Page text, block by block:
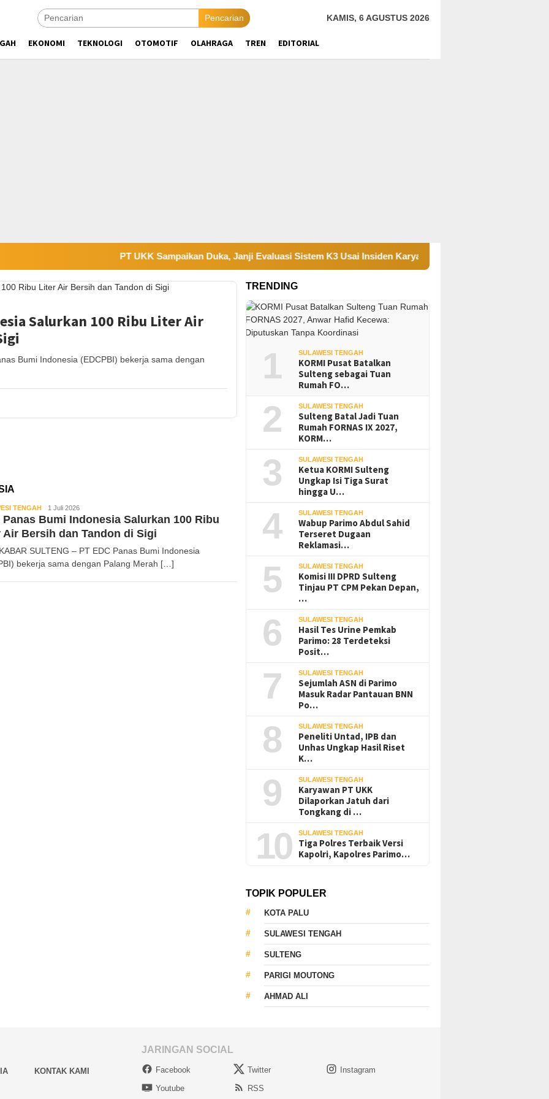
Pencarian KAMIS, 6 AGUSTUS 2026
EKONOMI TEKNOLOGI OTOMOTIF OLAHRAGA TREN EDITORIAL
PT UKK Sampaikan Duka, Janji Evaluasi Sistem K3 Usai Insiden Karyawan di Area Operasional
Salurkan 100 Ribu Liter Air
Bumi Indonesia (EDCPBI) bekerja sama dengan
TENGAH Kabar
Sulteng
1 Juli 2026
Panas Bumi Indonesia Salurkan 100 Ribu
Air Bersih dan Tandon di Sigi
SULTENG – PT EDC Panas Bumi Indonesia
bekerja sama dengan Palang Merah […]
TRENDING
1 SULAWESI TENGAH
KORMI Pusat Batalkan
Sulteng sebagai Tuan
Rumah FO…
2 SULAWESI TENGAH
Sulteng Batal Jadi Tuan
Rumah FORNAS IX 2027,
KORM…
3 SULAWESI TENGAH
Ketua KORMI Sulteng
Ungkap Isi Tiga Surat
hingga U…
4 SULAWESI TENGAH
Wabup Parimo Abdul Sahid
Terseret Dugaan
Reklamasi…
5 SULAWESI TENGAH
Komisi III DPRD Sulteng
Tinjau PT CPM Pekan Depan,
…
6 SULAWESI TENGAH
Hasil Tes Urine Pemkab
Parimo: 28 Terdeteksi
Posit…
7 SULAWESI TENGAH
Sejumlah ASN di Parimo
Masuk Radar Pantauan BNN
Po…
8 SULAWESI TENGAH
Peneliti Untad, IPB dan
Unhas Ungkap Hasil Riset
K…
9 SULAWESI TENGAH
Karyawan PT UKK
Dilaporkan Jatuh dari
Tongkang di …
10 SULAWESI TENGAH
Tiga Polres Terbaik Versi
Kapolri, Kapolres Parimo…
TOPIK POPULER
KOTA PALU
SULAWESI TENGAH
SULTENG
PARIGI MOUTONG
AHMAD ALI
KONTAK KAMI
JARINGAN SOCIAL
Facebook Twitter
Instagram
Youtube
RSS